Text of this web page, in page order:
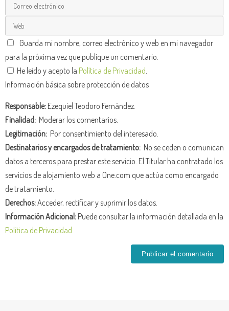
Guarda mi nombre, correo electrónico y web en mi navegador
para la próxima vez que publique un comentario.
He leído y acepto la Política de Privacidad.
Información básica sobre protección de datos
Responsable:Ezequiel Teodoro Fernández.
Finalidad: Moderar los comentarios.
Legitimación: Por consentimiento del interesado.
Destinatarios y encargados de tratamiento: No se ceden o comunican
datos a terceros para prestar este servicio. El Titular ha contratado los
servicios de alojamiento web a One.com que actúa como encargado
de tratamiento.
Derechos:Acceder, rectificar y suprimir los datos.
Información Adicional:Puede consultar la información detallada en la
Política de Privacidad.